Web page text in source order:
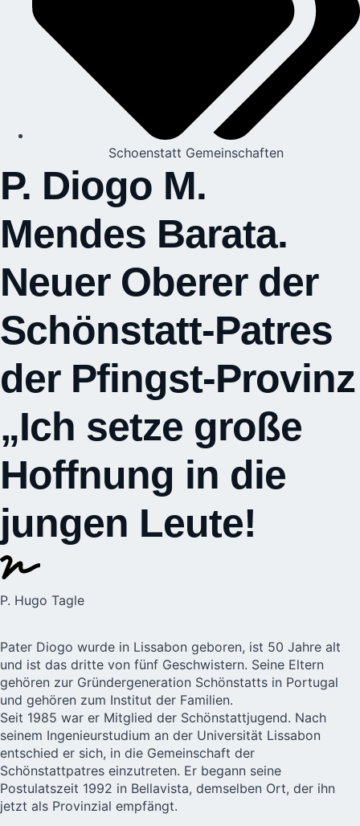
Schoenstatt Gemeinschaften
P. Diogo M.
Mendes Barata.
Neuer Oberer der
Schönstatt-Patres
der Pfingst-Provinz
„Ich setze große
Hoffnung in die
jungen Leute!
P. Hugo Tagle
Pater Diogo wurde in Lissabon geboren, ist 50 Jahre alt
und ist das dritte von fünf Geschwistern. Seine Eltern
gehören zur Gründergeneration Schönstatts in Portugal
und gehören zum Institut der Familien.
Seit 1985 war er Mitglied der Schönstattjugend. Nach
seinem Ingenieurstudium an der Universität Lissabon
entschied er sich, in die Gemeinschaft der
Schönstattpatres einzutreten. Er begann seine
Postulatszeit 1992 in Bellavista, demselben Ort, der ihn
jetzt als Provinzial empfängt.